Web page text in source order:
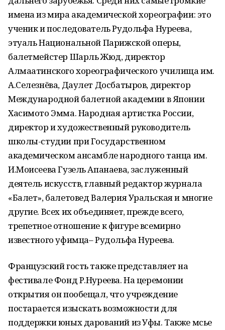
имена из мира академической хореографии: это
ученик и последователь Рудольфа Нуреева,
этуаль Национальной Парижской оперы,
балетмейстер Шарль Жюд, директор
Алмаатинского хореографического училища им.
А.Селезнёва, Даулет Досбатыров, директор
Международной балетной академии в Японии
Хасимото Эмма. Народная артистка России,
директор и художественный руководитель
школы-студии при Государственном
академическом ансамбле народного танца им.
И.Моисеева Гузель Апанаева, заслуженный
деятель искусств, главный редактор журнала
«Балет», балетовед Валерия Уральская и многие
другие. Всех их объединяет, прежде всего,
трепетное отношение к фигуре всемирно
известного уфимца– Рудольфа Нуреева.
Французский гость также представляет на
фестивале Фонд Р.Нуреева. На церемонии
открытия он пообещал, что учреждение
постарается изыскать возможности для
поддержки юных дарований из Уфы. Также мсье